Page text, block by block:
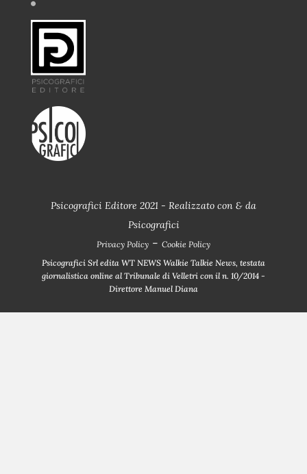
Psicografici Editore 2021 - Realizzato con & da
Psicografici
Privacy Policy - Cookie Policy
Psicografici Srl edita WT NEWS Walkie Talkie News, testata
giornalistica online al Tribunale di Velletri con il n. 10/2014 -
Direttore Manuel Diana